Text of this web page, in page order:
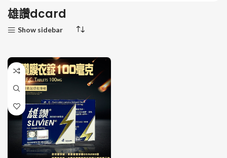
雄讚dcard
Show sidebar